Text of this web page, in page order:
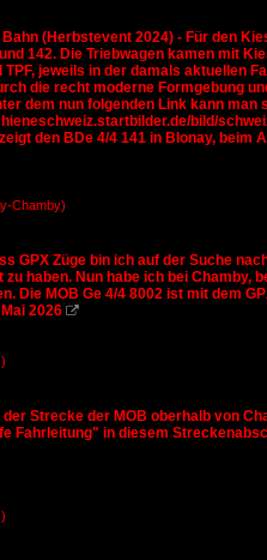
(Herbstevent 2024) - Für den
142. Die Triebwagen kamen mit
jeweils in der damals aktuellen
die recht moderne Formgebung
dem nun folgenden Link kann
bild/
den BDe 4/4 141 in Blonay, beim
Chamby)
GPX Züge bin ich auf der Suche
haben. Nun habe ich bei
Die MOB Ge 4/4 8002 ist mit dem
2026 
Strecke der MOB oberhalb von
Fahrleitung" in diesem